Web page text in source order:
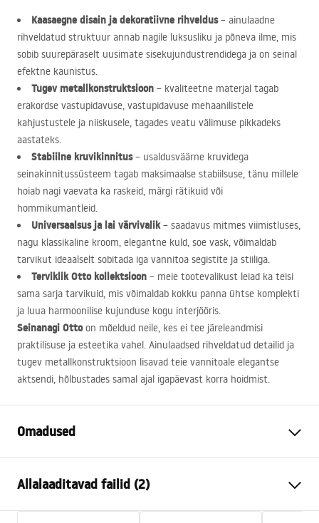
Kaasaegne disain ja dekoratiivne rihveldus– ainulaadne
rihveldatud struktuur annab nagile luksusliku ja põneva ilme, mis
sobib suurepäraselt uusimate sisekujundustrendidega ja on seinal
efektne kaunistus.
Tugev metallkonstruktsioon – kvaliteetne materjal tagab
erakordse vastupidavuse, vastupidavuse mehaanilistele
kahjustustele ja niiskusele, tagades veatu välimuse pikkadeks
aastateks.
Stabiilne kruvikinnitus– usaldusväärne kruvidega
seinakinnitussüsteem tagab maksimaalse stabiilsuse, tänu millele
hoiab nagi vaevata ka raskeid, märgi rätikuid või
hommikumantleid.
Universaalsus ja lai värvivalik– saadavus mitmes viimistluses,
nagu klassikaline kroom, elegantne kuld, soe vask, võimaldab
tarvikut ideaalselt sobitada iga vannitoa segistite ja stiiliga.
Terviklik Otto kollektsioon – meie tootevalikust leiad ka teisi
sama sarja tarvikuid, mis võimaldab kokku panna ühtse komplekti
ja luua harmoonilise kujunduse kogu interjööris.
Seinanagi Ottoon mõeldud neile, kes ei tee järeleandmisi
praktilisuse ja esteetika vahel. Ainulaadsed rihveldatud detailid ja
tugev metallkonstruktsioon lisavad teie vannitoale elegantse
aktsendi, hõlbustades samal ajal igapäevast korra hoidmist.
Omadused
Materjal
Paigaldusviis
Kruvitav
Allalaaditavad failid (2)